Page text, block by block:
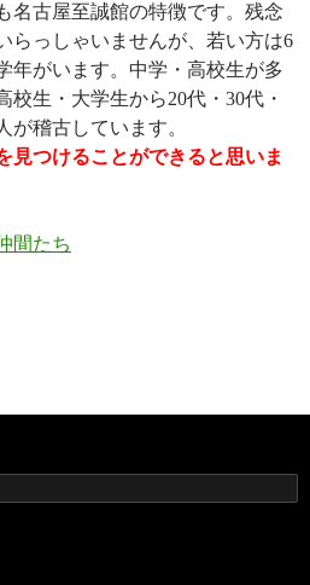
名古屋至誠館の特徴です。残念
らっしゃいませんが、若い方は6
年がいます。中学・高校生が多
校生・大学生から20代・30代・
が稽古しています。
見つけることができると思いま
間たち